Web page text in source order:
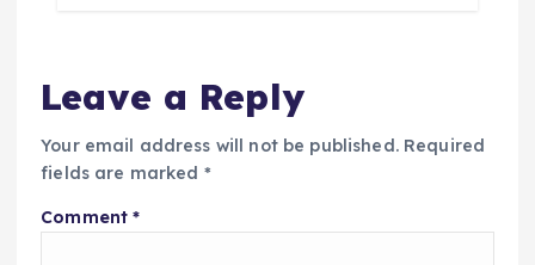
Leave a Reply
Your email address will not be published. Required
fields are marked *
Comment*